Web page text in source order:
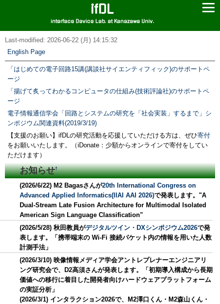
ifDL
interface Device Lab. at Kanazawa Univ.
Last-modified: 2026-06-22 (月) 14:15:32
English Page
「はじめての電子回路15講(講談社サイエンティフィック)のサポートペ
ージ
「揚げて炙ってわかるコンピュータの仕組み(技術評論社)のサポートペ
ージ
電子情報通信学会「回路とシステムの研究を「社会実装」するまで」シ
ンポジウム関連資料(2019/3/19)
【支援のお願い】ifDLの研究活動を応援していただける方は、ぜひ寄付
をお願いいたします。（iDonate：少額からオンラインで寄付をしてい
ただけます）
お知らせ†
(2026/6/22) M2 Bagasさんが20th International Congress on
Advanced Applied Informatics(IIAI AAI 2026)で発表します。"A
Dual-Stream Late Fusion Architecture for Multimodal Isolated
American Sign Language Classification"
(2026/5/28) 秋田教員がデジタルツイン・DXシンポジウム2026で発
表します。「携帯端末の Wi-Fi 接続パケット内の情報を用いた人数
計測手法」
(2026/3/10) 映像情報メディア学会アントレプレナーエンジニアリ
ング研究会で、D2高須さんが発表します。「初期導入構成から長期
価値への移行に着目した開発者向けハードウェアプラットフォーム
の実証分析」
(2026/3/1) インタラクション2026で、M2澤口くん・M2森山くん・